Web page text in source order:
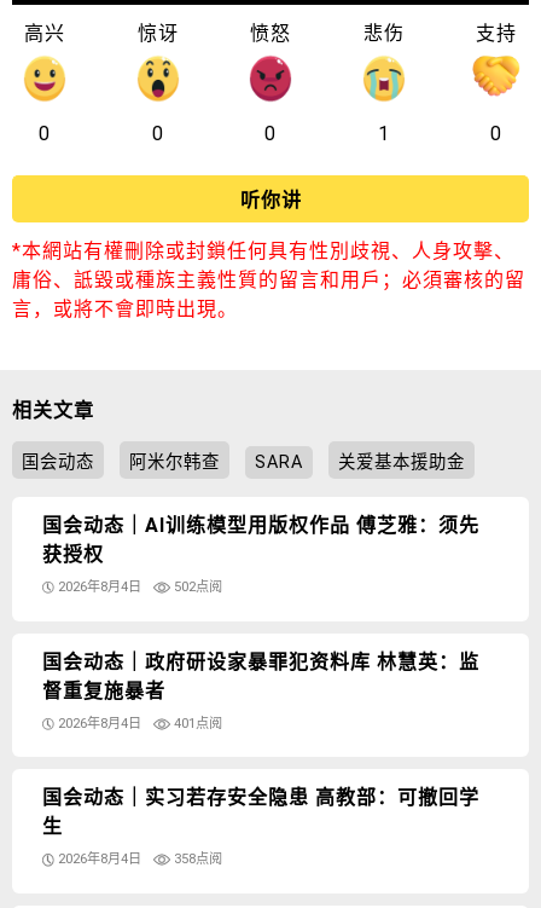
高兴
0
惊讶
0
愤怒
0
悲伤
1
支持
0
听你讲
*本網站有權刪除或封鎖任何具有性別歧視、人身攻擊、
庸俗、詆毀或種族主義性質的留言和用戶；必須審核的留
言，或將不會即時出現。
相关文章
国会动态 阿米尔韩查 SARA 关爱基本援助金
国会动态｜AI训练模型用版权作品 傅芝雅：须先
获授权
2026年8月4日 502点阅
国会动态｜政府研设家暴罪犯资料库 林慧英：监
督重复施暴者
2026年8月4日 401点阅
国会动态｜实习若存安全隐患 高教部：可撤回学
生
2026年8月4日 358点阅